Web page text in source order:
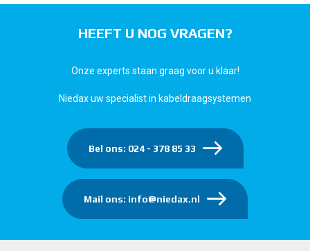
HEEFT U NOG VRAGEN?
Onze experts staan graag voor u klaar!
Niedax uw specialist in kabeldraagsystemen
Bel ons: 024 - 378 85 33
Mail ons: info@niedax.nl